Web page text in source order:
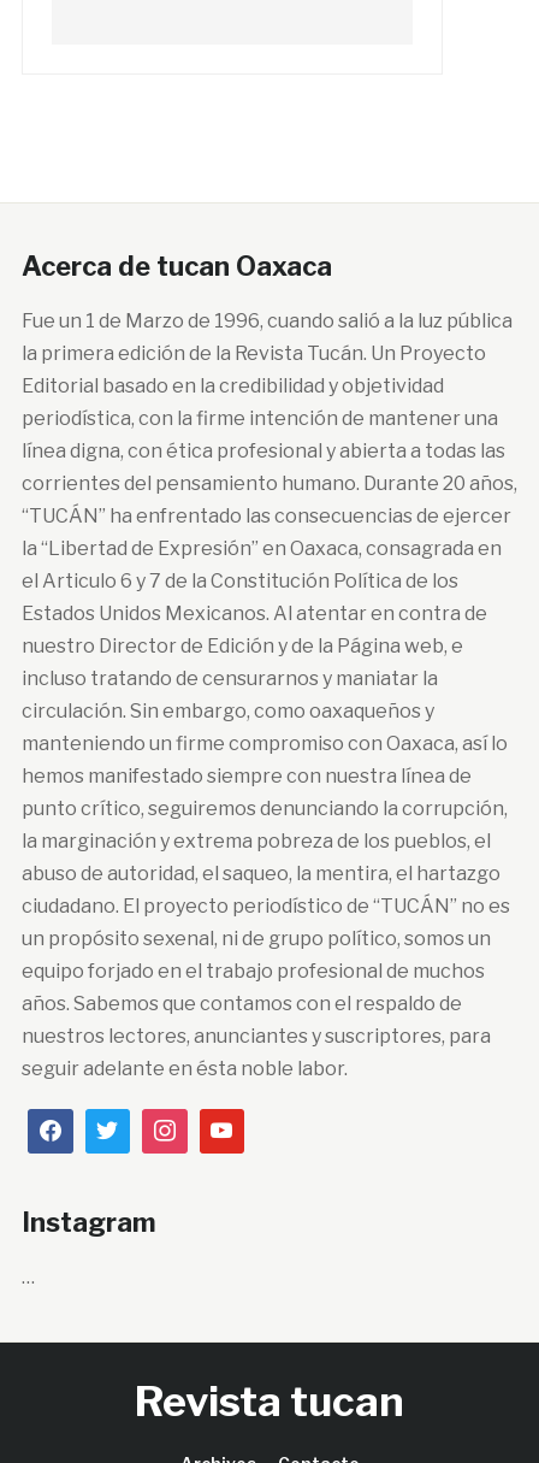
Acerca de tucan Oaxaca
Fue un 1 de Marzo de 1996, cuando salió a la luz pública
la primera edición de la Revista Tucán. Un Proyecto
Editorial basado en la credibilidad y objetividad
periodística, con la firme intención de mantener una
línea digna, con ética profesional y abierta a todas las
corrientes del pensamiento humano. Durante 20 años,
“TUCÁN” ha enfrentado las consecuencias de ejercer
la “Libertad de Expresión” en Oaxaca, consagrada en
el Articulo 6 y 7 de la Constitución Política de los
Estados Unidos Mexicanos. Al atentar en contra de
nuestro Director de Edición y de la Página web, e
incluso tratando de censurarnos y maniatar la
circulación. Sin embargo, como oaxaqueños y
manteniendo un firme compromiso con Oaxaca, así lo
hemos manifestado siempre con nuestra línea de
punto crítico, seguiremos denunciando la corrupción,
la marginación y extrema pobreza de los pueblos, el
abuso de autoridad, el saqueo, la mentira, el hartazgo
ciudadano. El proyecto periodístico de “TUCÁN” no es
un propósito sexenal, ni de grupo político, somos un
equipo forjado en el trabajo profesional de muchos
años. Sabemos que contamos con el respaldo de
nuestros lectores, anunciantes y suscriptores, para
seguir adelante en ésta noble labor.
Instagram
…
Revista tucan